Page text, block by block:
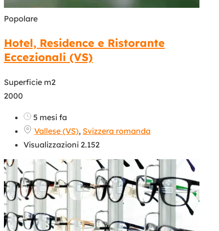
Popolare
Hotel, Residence e Ristorante
Eccezionali (VS)
Superficie m2
2000
5 mesi fa
Vallese (VS), Svizzera romanda
Visualizzazioni 2.152